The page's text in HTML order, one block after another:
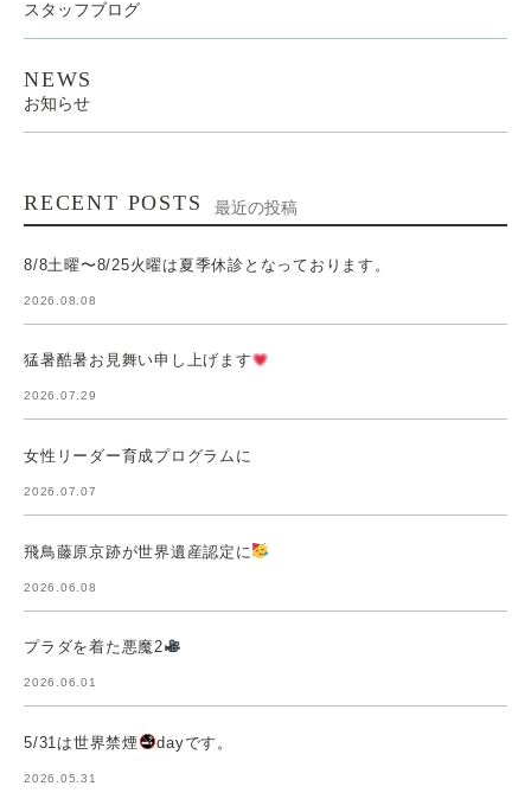
スタッフブログ
NEWS
お知らせ
RECENT POSTS 最近の投稿
8/8土曜〜8/25火曜は夏季休診となっております。
2026.08.08
猛暑酷暑お見舞い申し上げます
2026.07.29
女性リーダー育成プログラムに
2026.07.07
飛鳥藤原京跡が世界遺産認定に
2026.06.08
プラダを着た悪魔2
2026.06.01
5/31は世界禁煙 dayです。
2026.05.31